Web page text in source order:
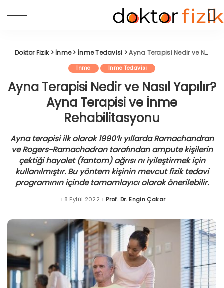
Doktor Fizik> İnme> İnme Tedavisi >Ayna Terapisi Nedir ve Nasıl Yapılır? Ayna Terapisi ve İnme Rehabilitasyonu
İnme İnme Tedavisi
Ayna Terapisi Nedir ve Nasıl Yapılır?
Ayna Terapisi ve İnme
Rehabilitasyonu
Ayna terapisi ilk olarak 1990’lı yıllarda Ramachandran
ve Rogers-Ramachadran tarafından ampute kişilerin
çektiği hayalet (fantom) ağrısı nı iyileştirmek için
kullanılmıştır. Bu yöntem kişinin mevcut fizik tedavi
programının içinde tamamlayıcı olarak önerilebilir.
8 Eylül 2022 Posted
Prof. Dr. Engin Çakar